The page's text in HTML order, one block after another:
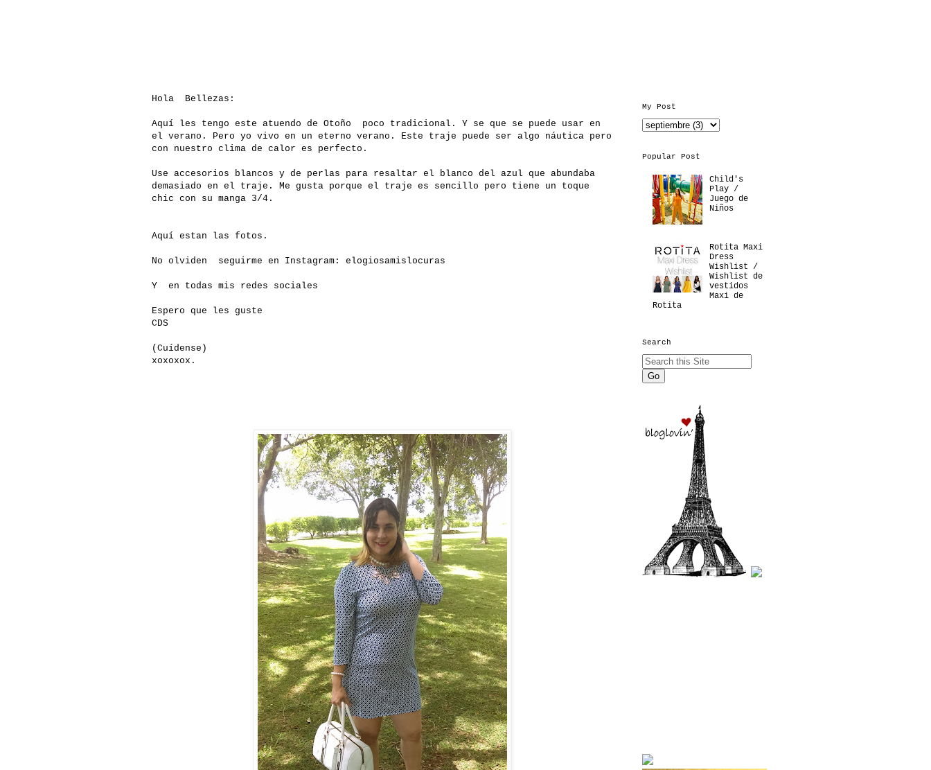
Hola Bellezas:
Aquí les tengo este atuendo de Otoño poco tradicional. Y se que se puede usar en
el verano. Pero yo vivo en un eterno verano. Este traje puede ser algo náutica pero
con nuestro clima de calor es perfecto.
Use accesorios blancos y de perlas para resaltar el blanco del azul que abundaba
demasiado en el traje. Me gusta porque el traje es sencillo pero tiene un toque
chic con su manga 3/4.
Aquí estan las fotos.
No olviden seguirme en Instagram: elogiosamislocuras
Y en todas mis redes sociales
Espero que les guste
CDS
(Cuídense)
xoxoxox.
My Post
Popular Post
Child's
Play /
Juego de
Niños
Rotita Maxi
Dress
Wishlist /
Wishlist de
vestidos
Maxi de
Rotita
Search